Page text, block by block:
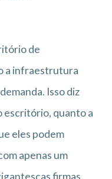
de
a infraestrutura
Isso diz
escritório, quanto a
eles podem
apenas um
firmas